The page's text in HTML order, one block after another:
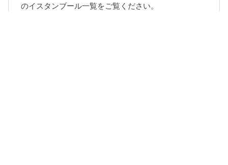
のイスタンブール一覧をご覧ください。